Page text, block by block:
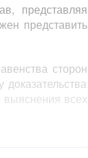
представляя
представить
сторон
выяснения всех
когда